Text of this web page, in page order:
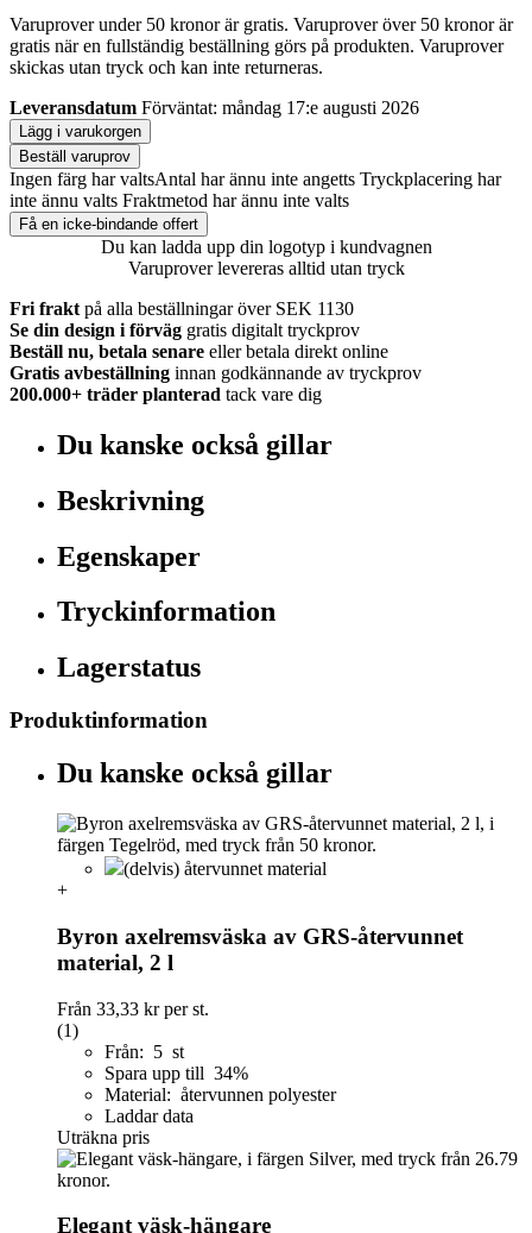
Varuprover under 50 kronor är gratis. Varuprover över 50 kronor är
gratis när en fullständig beställning görs på produkten. Varuprover
skickas utan tryck och kan inte returneras.
Leveransdatum Förväntat: måndag 17:e augusti 2026
Lägg i varukorgen
Beställ varuprov
Ingen färg har valtsAntal har ännu inte angetts Tryckplacering har
inte ännu valts Fraktmetod har ännu inte valts
Få en icke-bindande offert
Du kan ladda upp din logotyp i kundvagnen
Varuprover levereras alltid utan tryck
Fri frakt på alla beställningar över SEK 1130
Se din design i förväg gratis digitalt tryckprov
Beställ nu, betala senare eller betala direkt online
Gratis avbeställning innan godkännande av tryckprov
200.000+ träder planterad tack vare dig
Du kanske också gillar
Beskrivning
Egenskaper
Tryckinformation
Lagerstatus
Produktinformation
Du kanske också gillar
(delvis) återvunnet material
+
Byron axelremsväska av GRS-återvunnet
material, 2 l
Från 33,33 krper st.
(1)
Från: 5 st
Spara upp till 34%
Material: återvunnen polyester
Laddar data
Uträkna pris
Elegant väsk-hängare